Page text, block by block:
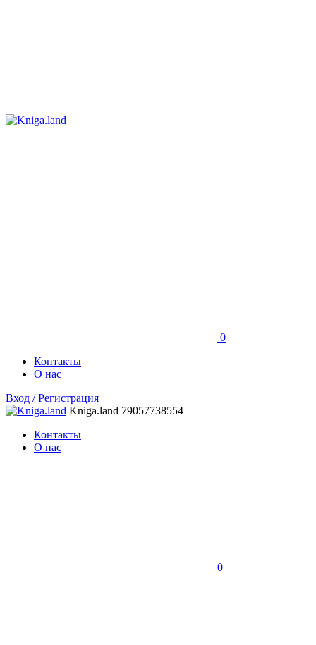
0
Контакты
О нас
Вход / Регистрация
Kniga.land 79057738554
Контакты
О нас
0